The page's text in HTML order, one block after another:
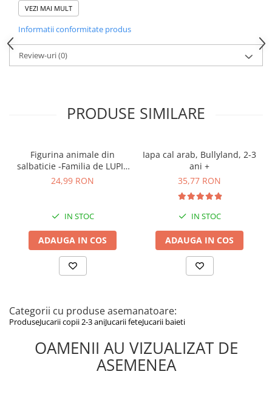
Dimensiune: 18 cm
Design autentic, inspirat de rasa Shire
Detalii realizate cu atenție
Produsul este fabricat din materiale sigure pentru copii, însă se
recomandă supravegherea adulților în timpul utilizării.
VEZI MAI MULT
Informatii conformitate produs
Review-uri(0)
PRODUSE SIMILARE
Figurina animale din
salbaticie -Familia de LUPI -
mama si tata
24,99 RON
IN STOC
ADAUGA IN COS
Iapa cal arab, Bullyland, 2-3
ani +
35,77 RON
IN STOC
ADAUGA IN COS
Categorii cu produse asemanatoare:
ProduseJucarii copii 2-3 aniJucarii feteJucarii baieti
OAMENII AU VIZUALIZAT DE
ASEMENEA